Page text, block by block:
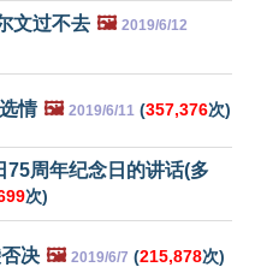
文过不去 🖼️ 2019/6/12
情 🖼️ 2019/6/11 (357,376次)
75周年纪念日的讲话(多
次)
决 🖼️ 2019/6/7 (215,878次)